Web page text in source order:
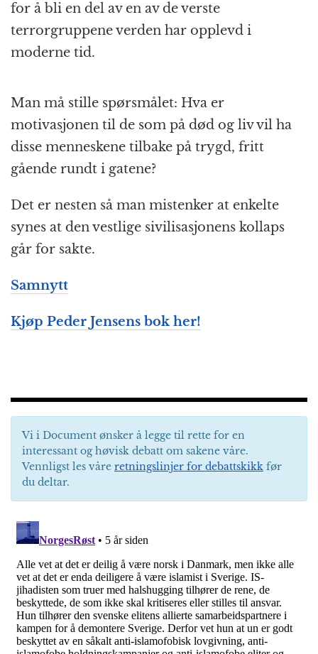
for å bli en del av en av de verste
terrorgruppene verden har opplevd i
moderne tid.
Man må stille spørsmålet: Hva er
motivasjonen til de som på død og liv vil ha
disse menneskene tilbake på trygd, fritt
gående rundt i gatene?
Det er nesten så man mistenker at enkelte
synes at den vestlige sivilisasjonens kollaps
går for sakte.
Samnytt
Kjøp Peder Jensens bok her!
Vi i Document ønsker å legge til rette for en
interessant og høvisk debatt om sakene våre.
Vennligst les våre retningslinjer for debattskikk før
du deltar.